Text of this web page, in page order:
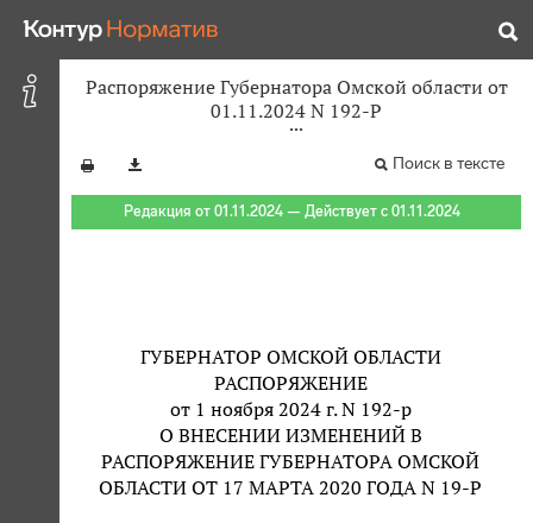
Распоряжение Губернатора Омской области от
01.11.2024 N 192-Р
Поиск в тексте
Редакция от 01.11.2024 — Действует с 01.11.2024
ГУБЕРНАТОР ОМСКОЙ ОБЛАСТИ
РАСПОРЯЖЕНИЕ
от 1 ноября 2024 г. N 192-р
О ВНЕСЕНИИ ИЗМЕНЕНИЙ В
РАСПОРЯЖЕНИЕ ГУБЕРНАТОРА ОМСКОЙ
ОБЛАСТИ ОТ 17 МАРТА 2020 ГОДА N 19-Р